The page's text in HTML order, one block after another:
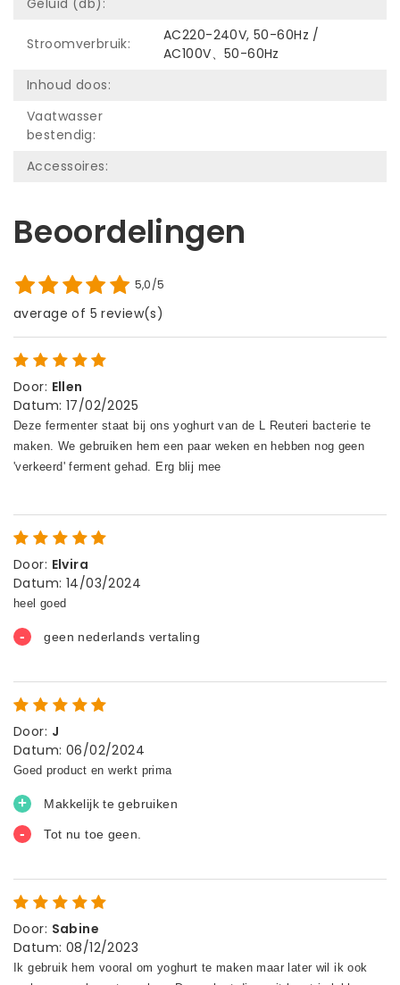
Stroomverbruik:
AC220-240V, 50-60Hz /
AC100V、50-60Hz
Inhoud doos:
Vaatwasser
bestendig:
Accessoires:
Beoordelingen
5,0/5
average of 5 review(s)
Door: Ellen
Datum: 17/02/2025
Door: Elvira
Datum: 14/03/2024
Door: J
Datum: 06/02/2024
Door: Sabine
Datum: 08/12/2023